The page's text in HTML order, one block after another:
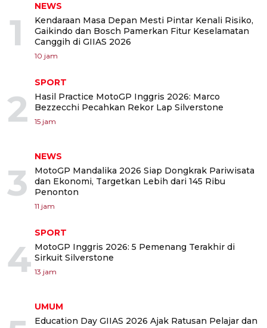
1
NEWS
Kendaraan Masa Depan Mesti Pintar Kenali Risiko,
Gaikindo dan Bosch Pamerkan Fitur Keselamatan
Canggih di GIIAS 2026
10 jam
2
SPORT
Hasil Practice MotoGP Inggris 2026: Marco
Bezzecchi Pecahkan Rekor Lap Silverstone
15 jam
3
NEWS
MotoGP Mandalika 2026 Siap Dongkrak Pariwisata
dan Ekonomi, Targetkan Lebih dari 145 Ribu
Penonton
11 jam
4
SPORT
MotoGP Inggris 2026: 5 Pemenang Terakhir di
Sirkuit Silverstone
13 jam
UMUM
Education Day GIIAS 2026 Ajak Ratusan Pelajar dan